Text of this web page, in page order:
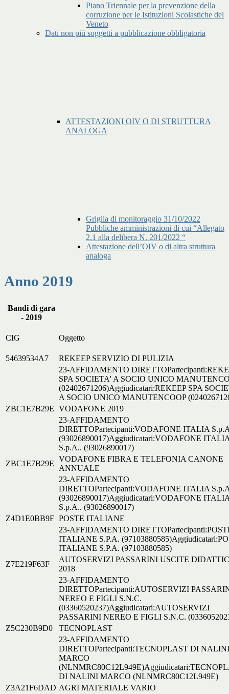
Piano Triennale per la prevenzione della
corruzione per le Istituzioni Scolastiche del
Veneto
Dati non più soggetti a pubblicazione obbligatoria
ATTESTAZIONI OIV O DI STRUTTURA
ANALOGA
Griglia di monitoraggio 31/10/2022
Pubbliche amministrazioni di cui “Allegato
2.1 alla delibera N. 201/2022 “
Attestazione dell’OIV o di altra struttura
analoga
Anno 2019
Bandi di gara
- 2019
CIG Oggetto
54639534A7
REKEEP SERVIZIO DI PULIZIA
23-AFFIDAMENTO
SPA SOCIETA' A SOCIO UNICO
(02402671206)Aggiudicatari:REKEEP SPA
A SOCIO UNICO MANUTENCOOP
ZBC1E7B29E VODAFONE 2019
23-AFFIDAMENTO
DIRETTOPartecipanti:VODAFONE ITALIA
(93026890017)Aggiudicatari:VODAFONE
S.p.A.. (93026890017)
ZBC1E7B29E
VODAFONE FIBRA E TELEFONIA CANONE
ANNUALE
23-AFFIDAMENTO
DIRETTOPartecipanti:VODAFONE ITALIA
(93026890017)Aggiudicatari:VODAFONE
S.p.A.. (93026890017)
Z4D1E0BB9F POSTE ITALIANE
23-AFFIDAMENTO
ITALIANE S.P.A.
ITALIANE S.P.A. (97103880585)
Z7E219F63F
AUTOSERVIZI PASSARINI USCITE
2018
23-AFFIDAMENTO
DIRETTOPartecipanti:AUTOSERVIZI
NEREO E FIGLI S.N.C.
(03360520237)Aggiudicatari:AUTOSERVIZI
PASSARINI NEREO E FIGLI S.N.C.
Z5C230B9D0
TECNOPLAST
23-AFFIDAMENTO
DIRETTOPartecipanti:TECNOPLAST DI NALINI
MARCO
DI NALINI MARCO (NLNMRC80C12L949E)
Z3A21F6DAD AGRI MATERIALE VARIO